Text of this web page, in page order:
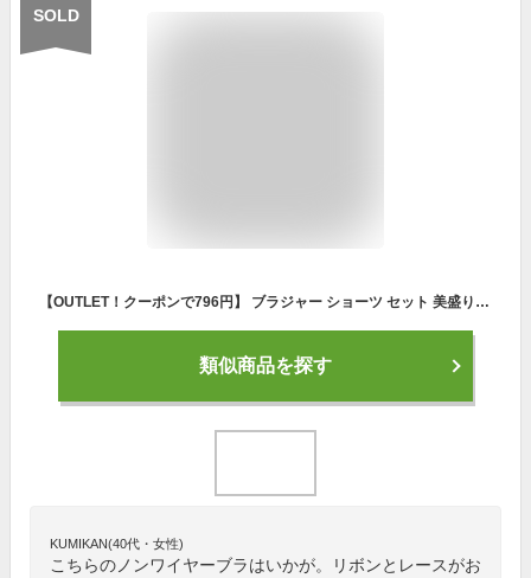
SOLD
【OUTLET！クーポンで796円】 ブラジャー ショーツ セット 美盛り ノンワイヤーブラ ショーツ ブラ ショーツセット ノンワイヤー レディース 下着セット インナー レース リボン セクシー 小胸 盛り 谷間 ナイトブラ 痛くない 上下 可愛い 韓国 韓国ファッション
類似商品を探す
KUMIKAN(40代・女性)
こちらのノンワイヤーブラはいかが。リボンとレースがお